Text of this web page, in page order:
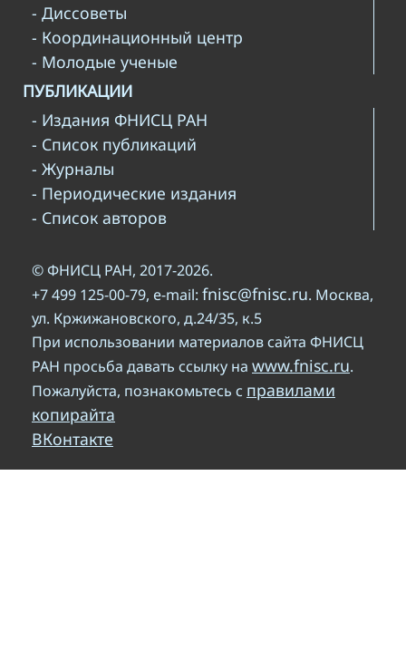
- Диссоветы
- Координационный центр
- Молодые ученые
ПУБЛИКАЦИИ
- Издания ФНИСЦ РАН
- Список публикаций
- Журналы
- Периодические издания
- Список авторов
© ФНИСЦ РАН, 2017-2026.
+7 499 125-00-79, e-mail: fnisc@fnisc.ru. Москва,
ул. Кржижановского, д.24/35, к.5
При использовании материалов сайта ФНИСЦ
РАН просьба давать ссылку на www.fnisc.ru.
Пожалуйста, познакомьтесь с правилами
копирайта
ВКонтакте